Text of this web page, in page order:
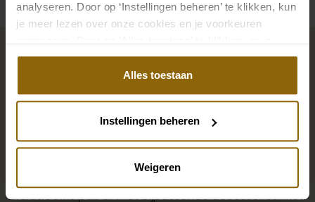
analyseren. Door op ‘Instellingen beheren’ te klikken, kun
je meer lezen over onze cookies en je voorkeuren
akkoord met het gebruik van alle cookies.
Alles toestaan
Instellingen beheren
Weigeren
Maak jouw bridallook
compleet
De perfecte trouwschoenen voor onder je trouwjurk,
maar ook kettingen, armbanden en oorbellen die
haarband of haarspeld voor je bruidskapsel: jouw
bruidslook is pas af met bijpassende accessoires. Met